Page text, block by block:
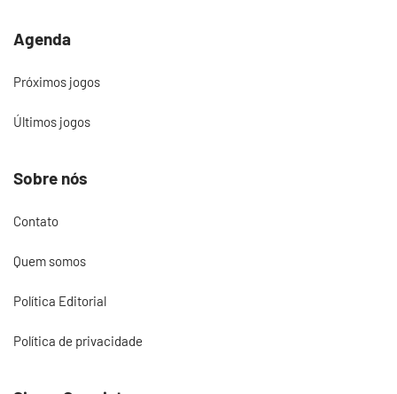
Agenda
Próximos jogos
Últimos jogos
Sobre nós
Contato
Quem somos
Política Editorial
Política de privacidade